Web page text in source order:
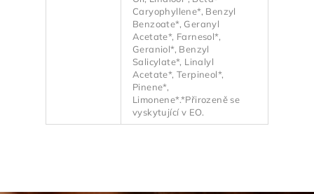
Caryophyllene*, Benzyl
Benzoate*, Geranyl
Acetate*, Farnesol*,
Geraniol*, Benzyl
Salicylate*, Linalyl
Acetate*, Terpineol*,
Pinene*,
Limonene*.*Přirozeně se
vyskytující v EO.